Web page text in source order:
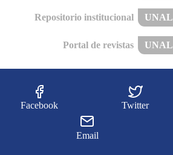
Repositorio institucional UNAL
Portal de revistas UNAL
Facebook Twitter
Email